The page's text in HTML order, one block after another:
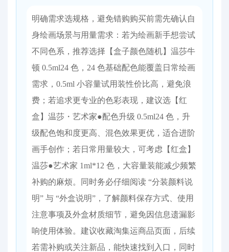
明确需求选规格，避免错购​ 购买前需先确认自
身绘画场景与用量需求：若为绘画新手想尝试
不同色系，推荐选择【盒子颜色随机】温莎牛
顿 0.5ml24 色，24 色基础配色能覆盖日常绘画
需求，0.5ml 小容量试用装性价比高，避免浪
费；若追求更专业的色彩表现，建议选【红
盒】温莎・艺术家●配色升级 0.5ml24 色，升
级配色饱和度更高、混色效果更优，适合进阶
画手创作；若日常用量较大，可考虑【红盒】
温莎●艺术家 1ml*12 色，大容量装能减少频繁
补购的麻烦。同时务必仔细阅读 “分装颜料说
明” 与 “外盒说明”，了解颜料保存方式、使用
注意事项及外盒材质细节，避免因信息遗漏影
响使用体验。​ 建议收藏淘集运商品页面，后续
若需补购或关注新品，能快速找到入口，同时